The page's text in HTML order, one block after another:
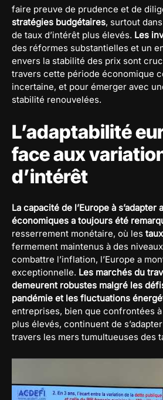
faire preuve de prudence et de
stratégies budgétaires, surtout
de taux d’intérêt plus élevés. Les
des réformes substantielles et un
envers la stabilité des prix sont
travers cette période économique
incertaine, et pour émerger avec
stabilité renouvelées.
L’adaptabilité
face aux
d’intérêt
La capacité de l’Europe à s’adapter
économiques a toujours été
resserrement monétaire, où les
fermement maintenus à des
combattre l’inflation, l’Europe a
exceptionnelle. Les marchés du
demeurent robustes malgré les
pandémie et les fluctuations
entreprises, bien que confrontées
plus élevés, continuent de
travers les mers tumultueuses des